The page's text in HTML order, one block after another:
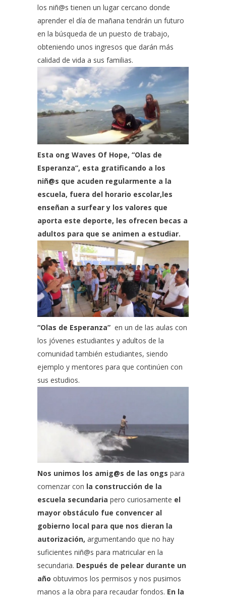
los niñ@s tienen un lugar cercano donde
aprender el día de mañana tendrán un futuro
en la búsqueda de un puesto de trabajo,
obteniendo unos ingresos que darán más
calidad de vida a sus familias.
Esta ong Waves Of Hope, “Olas de
Esperanza”, esta gratificando a los
niñ@s que acuden regularmente a la
escuela, fuera del horario escolar,les
enseñan a surfear y los valores que
aporta este deporte, les ofrecen becas a
adultos para que se animen a estudiar.
“Olas de Esperanza” en un de las aulas con
los jóvenes estudiantes y adultos de la
comunidad también estudiantes, siendo
ejemplo y mentores para que continúen con
sus estudios.
Nos unimos los amig@s de las ongs para
comenzar con la construcción de la
escuela secundaria pero curiosamente el
mayor obstáculo fue convencer al
gobierno local para que nos dieran la
autorización, argumentando que no hay
suficientes niñ@s para matricular en la
secundaria. Después de pelear durante un
año obtuvimos los permisos y nos pusimos
manos a la obra para recaudar fondos. En la